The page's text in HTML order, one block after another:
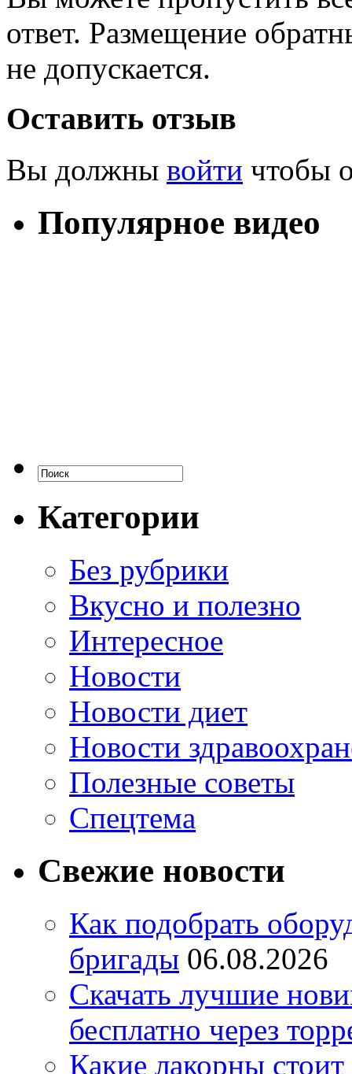
ответ. Размещение
не допускается.
Оставить отзыв
Вы должны войти чтобы
Популярное видео
Категории
Без рубрики
Вкусно и полезно
Интересное
Новости
Новости диет
Новости
Полезные советы
Спецтема
Свежие новости
Как подобрать
бригады 06.08.2026
Скачать лучшие
бесплатно через
Какие лакорны стоит